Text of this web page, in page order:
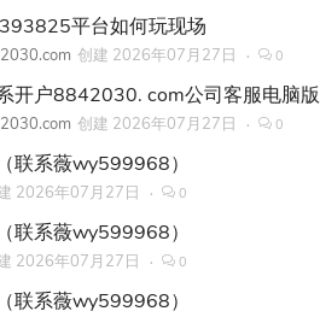
平台如何玩现场
创建 2026年07月27日 0
开户8842030. com公司客服电脑版
创建 2026年07月27日 0
联系薇wy599968）
2026年07月27日 0
联系薇wy599968）
2026年07月27日 0
联系薇wy599968）